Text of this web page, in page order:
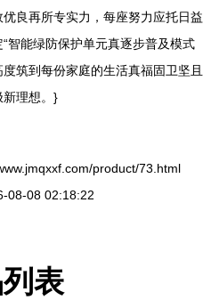
良再所专实力，每座努力应托日益
能绿防保护单元真逐步普及模式
筑到每份家庭的生活真福固卫坚且
新理想。}
product/73.html
08-08 02:18:22
表